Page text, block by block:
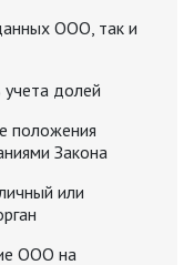
ООО, так и
долей
положения
Закона
или
ООО на